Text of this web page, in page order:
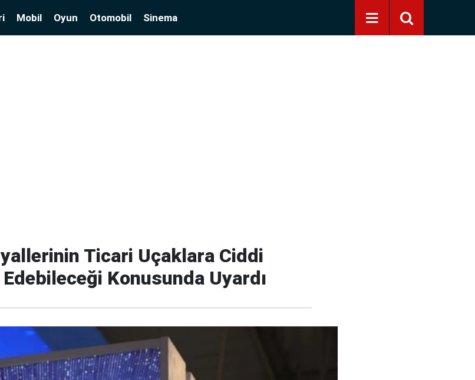
Mobil Oyun Otomobil Sinema
Ticari Uçaklara Ciddi
Konusunda Uyardı